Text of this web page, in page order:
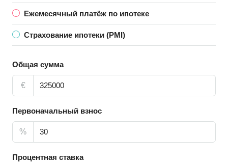
Ежемесячный платёж по ипотеке
Страхование ипотеки (PMI)
Общая сумма
€
Первоначальный взнос
%
Процентная ставка